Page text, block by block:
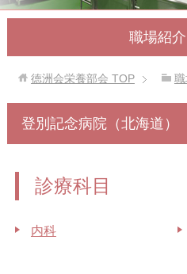
徳洲会栄養部会 TOP
登別記念病院（北海道）
診療科目
内科
職場紹